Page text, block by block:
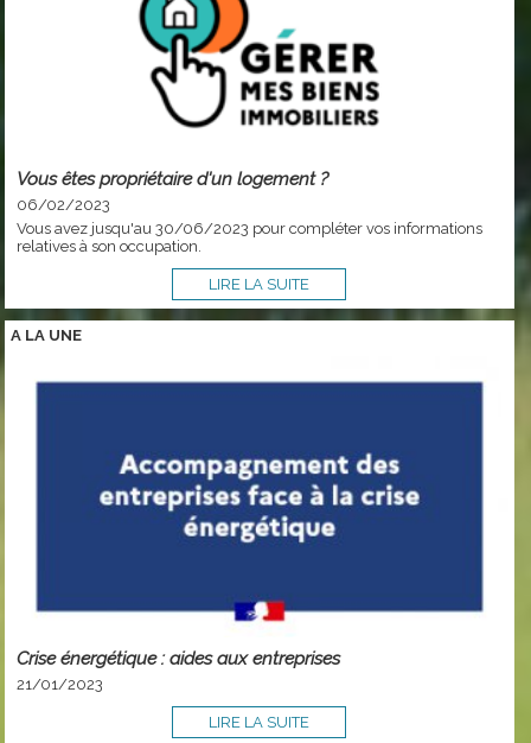
Vous êtes propriétaire d'un logement ?
06/02/2023
Vous avez jusqu'au 30/06/2023 pour compléter vos informations
relatives à son occupation.
LIRE LA SUITE
A LA UNE
Crise énergétique : aides aux entreprises
21/01/2023
LIRE LA SUITE